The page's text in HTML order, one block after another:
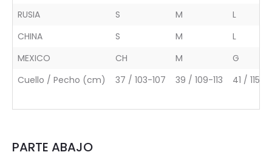
RUSIA
S M
L
CHINA
S M
L
MEXICO
CH M
G
Cuello / Pecho (cm)
37 / 103-107 39 / 109-113 41 / 115-
PARTE ABAJO